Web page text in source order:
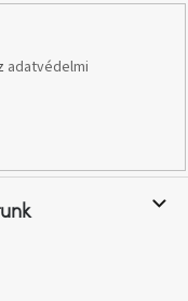
adatvédelmi